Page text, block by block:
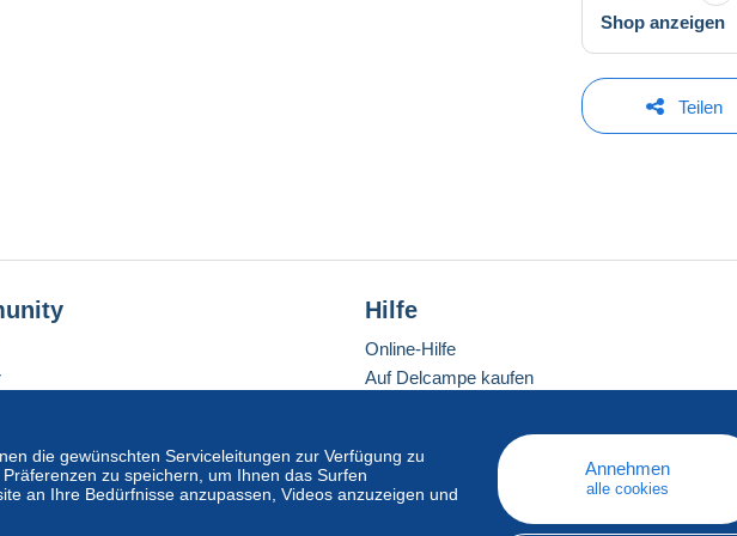
Shop anzeigen
Teilen
die gewünschten Serviceleitungen zur Verfügung zu
zu speichern, um Ihnen das Surfen
an Ihre Bedürfnisse anzupassen, Videos anzuzeigen und
Annehmen
alle cookies
Hilfe
Online-Hilfe
Auf Delcampe kaufen
Eine sichere Website